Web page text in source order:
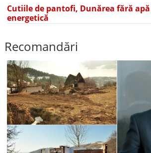
Cutiile de pantofi, Dunărea fără apă
energetică
Recomandări